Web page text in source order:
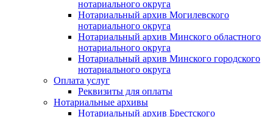
нотариального округа
Нотариальный архив Могилевского
нотариального округа
Нотариальный архив Минского областного
нотариального округа
Нотариальный архив Минского городского
нотариального округа
Оплата услуг
Реквизиты для оплаты
Нотариальные архивы
Нотариальный архив Брестского